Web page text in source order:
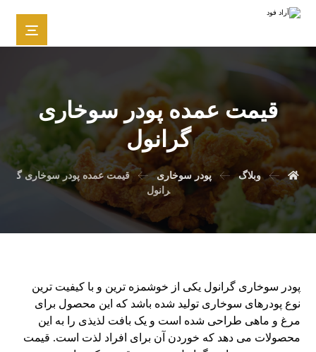
قیمت عمده پودر سوخاری
گرانول
وبلاگ پودر سوخاری
قیمت عمده پودر سوخاری گ
رانول
پودر سوخاری گرانول یکی از خوشمزه ترین و با کیفیت ترین
نوع پودرهای سوخاری تولید شده باشد که این محصول برای
مرغ و ماهی طراحی شده است و یک بافت لذیذی را به این
محصولات می دهد که خوردن آن برای افراد لذت است. قیمت